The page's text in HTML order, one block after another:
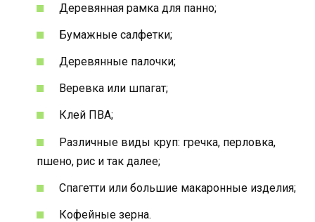
Деревянная рамка для панно;
Бумажные салфетки;
Деревянные палочки;
Веревка или шпагат;
Клей ПВА;
Различные виды круп: гречка, перловка,
пшено, рис и так далее;
Спагетти или большие макаронные изделия;
Кофейные зерна.